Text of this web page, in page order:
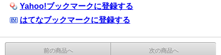
Yahoo!ブックマークに登録する
はてなブックマークに登録する
前の商品へ 次の商品へ